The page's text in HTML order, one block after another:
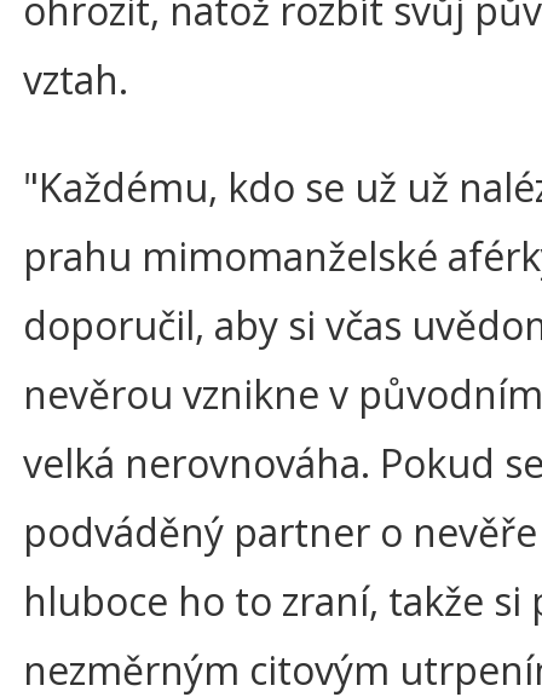
vztah.
"Každému, kdo se už už
prahu mimomanželské
doporučil, aby si včas
nevěrou vznikne v
velká nerovnováha. Pokud
podváděný partner o
hluboce ho to zraní, takže si
nezměrným citovým